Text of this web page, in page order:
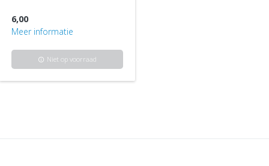
6,00
Meer informatie
info Niet op voorraad